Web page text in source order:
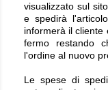
visualizzato sul
e spedirà
informerà il cliente
fermo restando
l'ordine al nuovo
Le spese di